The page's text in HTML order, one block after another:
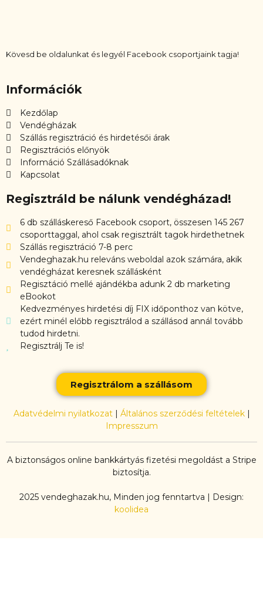
Kövesd be oldalunkat és legyél Facebook csoportjaink tagja!
Információk
Kezdőlap
Vendégházak
Szállás regisztráció és hirdetésői árak
Regisztrációs előnyök
Információ Szállásadóknak
Kapcsolat
Regisztráld be nálunk vendégházad!
6 db szálláskereső Facebook csoport, összesen 145 267
csoporttaggal, ahol csak regisztrált tagok hirdethetnek
Szállás regisztráció 7-8 perc
Vendeghazak.hu releváns weboldal azok számára, akik
vendégházat keresnek szállásként
Regisztáció mellé ajándékba adunk 2 db marketing
eBookot
Kedvezményes hirdetési díj FIX időponthoz van kötve,
ezért minél előbb regisztrálod a szállásod annál tovább
tudod hirdetni.
Regisztrálj Te is!
Regisztrálom a szállásom
Adatvédelmi nyilatkozat| Általános szerződési feltételek|
Impresszum
A biztonságos online bankkártyás fizetési megoldást a Stripe
biztosítja.
2025 vendeghazak.hu, Minden jog fenntartva | Design:
koolidea